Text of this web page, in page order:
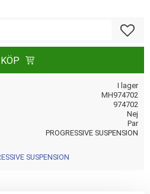
KÖP
I lager
MH974702
974702
Nej
Par
PROGRESSIVE SUSPENSION
SUSPENSION